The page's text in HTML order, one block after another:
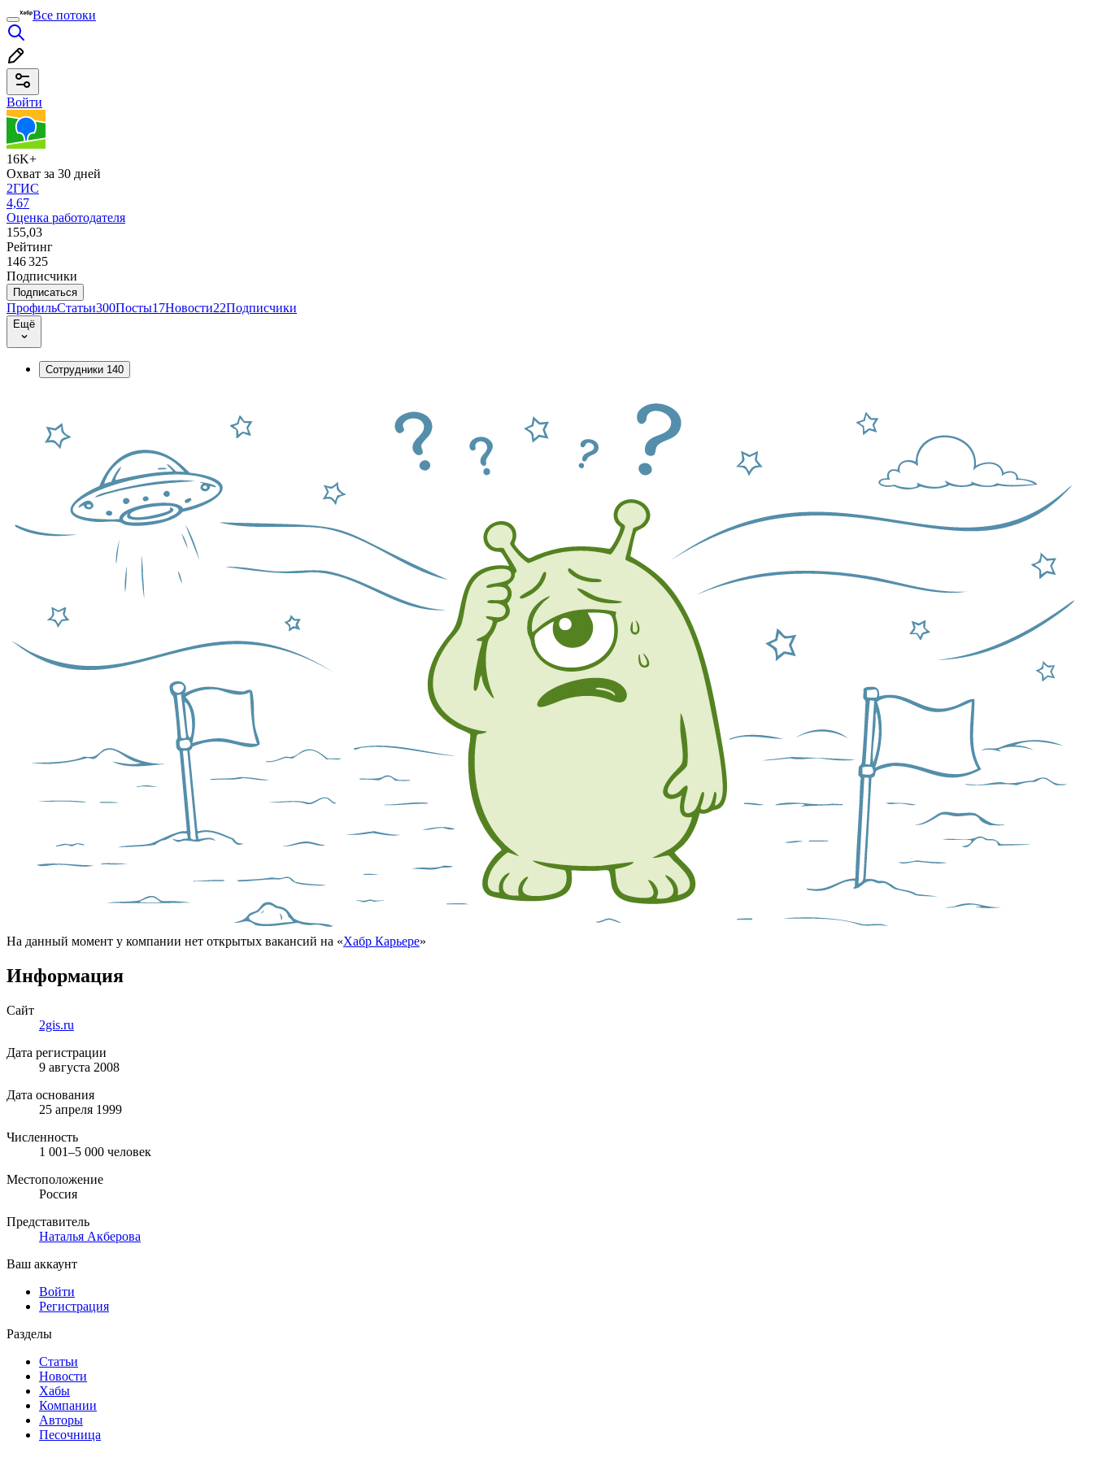
Все потоки
Войти
16K+
Охват за 30 дней
2ГИС
4,67
Оценка работодателя
155,03
Рейтинг
146 325
Подписчики
Подписаться
ПрофильСтатьи300Посты17Новости22Подписчики
Ещё
Сотрудники 140
На данный момент у компании нет открытых вакансий на «Хабр Карьере»
Информация
Сайт
2gis.ru
Дата регистрации
9 августа 2008
Дата основания
25 апреля 1999
Численность
1 001–5 000 человек
Местоположение
Россия
Представитель
Наталья Акберова
Ваш аккаунт
Войти
Регистрация
Разделы
Статьи
Новости
Хабы
Компании
Авторы
Песочница